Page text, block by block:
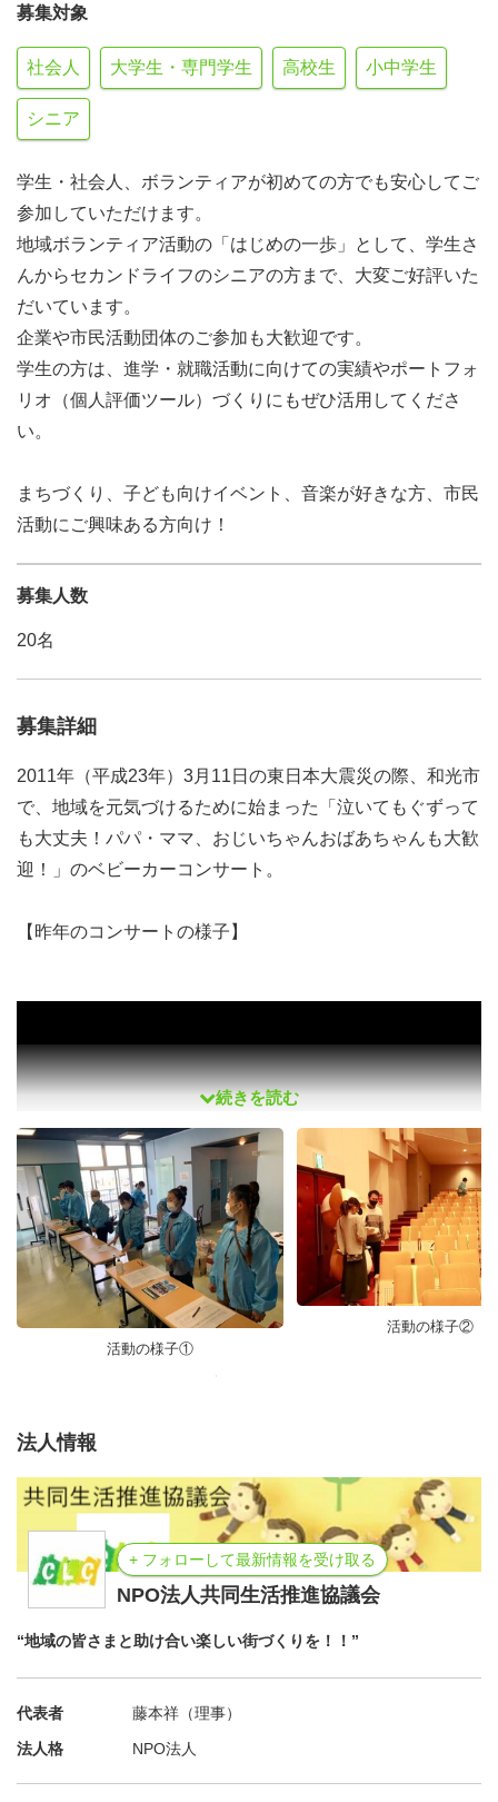
募集対象
社会人 大学生・専門学生 高校生 小中学生
シニア
学生・社会人、ボランティアが初めての方でも安心してご
参加していただけます。
地域ボランティア活動の「はじめの一歩」として、学生さ
んからセカンドライフのシニアの方まで、大変ご好評いた
だいています。
企業や市民活動団体のご参加も大歓迎です。
学生の方は、進学・就職活動に向けての実績やポートフォ
リオ（個人評価ツール）づくりにもぜひ活用してくださ
い。
まちづくり、子ども向けイベント、音楽が好きな方、市民
活動にご興味ある方向け！
募集人数
20名
募集詳細
2011年（平成23年）3月11日の東日本大震災の際、和光市
で、地域を元気づけるために始まった「泣いてもぐずって
も大丈夫！パパ・ママ、おじいちゃんおばあちゃんも大歓
迎！」のベビーカーコンサート。
【昨年のコンサートの様子】
するようになって3年目になりました。東京藝術大学卒業
のプロの演奏家による演奏で、クラシックだけでなく、ア
ニメや童謡など、子どもたちが大好きな曲が楽しめて、会
場は0歳からOKの、子育て支援事業です。
続きを読む
活動の様子①
活動の様子②
法人情報
+ フォローして最新情報を受け取る
NPO法人共同生活推進協議会
“地域の皆さまと助け合い楽しい街づくりを！！”
代表者
藤本祥（理事）
法人格
NPO法人